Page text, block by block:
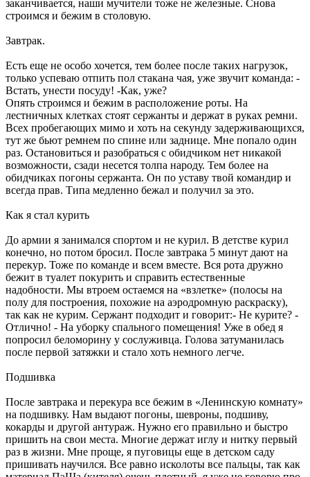
заканчивается, наши мучители тоже не железные. Снова
строимся и бежим в столовую.
Завтрак.
Есть еще не особо хочется, тем более после таких нагрузок,
только успеваю отпить пол стакана чая, уже звучит команда: -
Встать, унести посуду! -Как, уже?
Опять строимся и бежим в расположение роты. На
лестничных клетках стоят сержанты и держат в руках ремни.
Всех пробегающих мимо и хоть на секунду задерживающихся,
тут же бьют ремнем по спине или заднице. Мне попало один
раз. Остановиться и разобраться с обидчиком нет никакой
возможности, сзади несется толпа народу. Тем более на
обидчиках погоны сержанта. Он по уставу твой командир и
всегда прав. Типа медленно бежал и получил за это.
Как я стал курить
До армии я занимался спортом и не курил. В детстве курил
конечно, но потом бросил. После завтрака 5 минут дают на
перекур. Тоже по команде и всем вместе. Вся рота дружно
бежит в туалет покурить и справить естественные
надобности. Мы втроем остаемся на «взлетке» (полосы на
полу для построения, похожие на аэродромную раскраску),
так как не курим. Сержант подходит и говорит:- Не курите? -
Отлично! - На уборку спального помещения! Уже в обед я
попросил беломорину у сослуживца. Голова затуманилась
после первой затяжки и стало хоть немного легче.
Подшивка
После завтрака и перекура все бежим в «Ленинскую комнату»
на подшивку. Нам выдают погоны, шевроны, подшиву,
кокарды и другой антураж. Нужно его правильно и быстро
пришить на свои места. Многие держат иглу и нитку первый
раз в жизни. Мне проще, я пуговицы еще в детском саду
пришивать научился. Все равно исколоты все пальцы, так как